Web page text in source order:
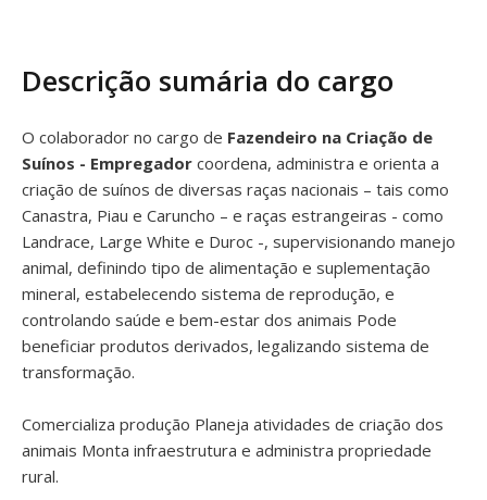
Descrição sumária do cargo
O colaborador no cargo de Fazendeiro na Criação de
Suínos - Empregador coordena, administra e orienta a
criação de suínos de diversas raças nacionais – tais como
Canastra, Piau e Caruncho – e raças estrangeiras - como
Landrace, Large White e Duroc -, supervisionando manejo
animal, definindo tipo de alimentação e suplementação
mineral, estabelecendo sistema de reprodução, e
controlando saúde e bem-estar dos animais Pode
beneficiar produtos derivados, legalizando sistema de
transformação.
Comercializa produção Planeja atividades de criação dos
animais Monta infraestrutura e administra propriedade
rural.